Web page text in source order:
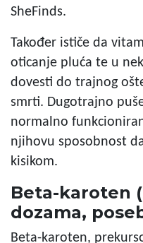
SheFinds.
Također ističe da
oticanje pluća te u
dovesti do trajnog
smrti. Dugotrajno
normalno
njihovu sposobnost
kisikom.
Beta-karoten
dozama,
Beta-karoten,